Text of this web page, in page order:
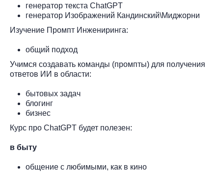
генератор текста ChatGPT
генератор Изображений Кандинский\Миджорни
Изучение Промпт Инжениринга:
общий подход
Учимся создавать команды (промпты) для получения
ответов ИИ в области:
бытовых задач
блогинг
бизнес
Курс про ChatGPT будет полезен:
в быту
общение с любимыми, как в кино